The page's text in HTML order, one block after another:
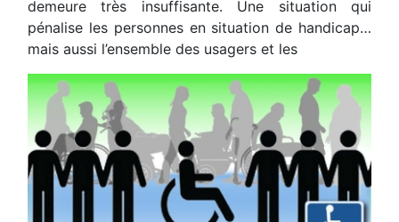
demeure très insuffisante. Une situation qui
pénalise les personnes en situation de handicap…
mais aussi l’ensemble des usagers et les